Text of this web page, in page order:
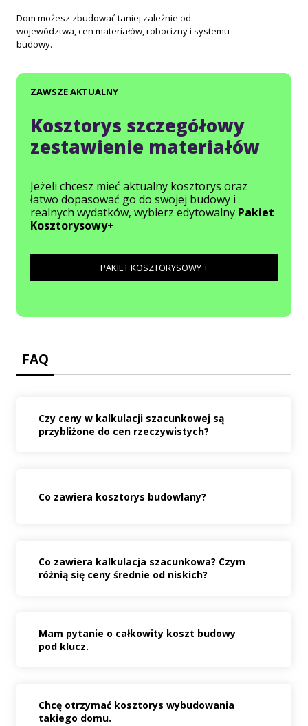
Dom możesz zbudować taniej zależnie od
województwa, cen materiałów, robocizny i systemu
budowy.
ZAWSZE AKTUALNY
Kosztorys szczegółowy
zestawienie materiałów
Jeżeli chcesz mieć aktualny kosztorys oraz
łatwo dopasować go do swojej budowy i
realnych wydatków, wybierz edytowalny Pakiet
Kosztorysowy+
PAKIET KOSZTORYSOWY +
FAQ
Czy ceny w kalkulacji szacunkowej są
przybliżone do cen rzeczywistych?
Co zawiera kosztorys budowlany?
Co zawiera kalkulacja szacunkowa? Czym
różnią się ceny średnie od niskich?
Mam pytanie o całkowity koszt budowy
pod klucz.
Chcę otrzymać kosztorys wybudowania
takiego domu.